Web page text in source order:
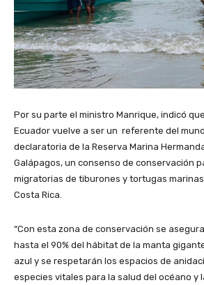
Por su parte el ministro Manrique, indicó
Ecuador vuelve a ser un referente del
declaratoria de la Reserva Marina
Galápagos, un consenso de conservación
migratorias de tiburones y tortugas
Costa Rica.
“Con esta zona de conservación se
hasta el 90% del hábitat de la manta
azul y se respetarán los espacios de
especies vitales para la salud del océano y